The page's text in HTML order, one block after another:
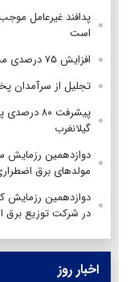
پدافند غیر‌عامل
است
افزایش ۷۵ درصدی مجوز احداث مسکن در بوشهر
تجلیل از سرآمدان
پیشرفت
گیلانغرب
دوازدهمین رزمایش
مولد‌های برق
دوازدهمین رزمایش
در شرکت توزیع برق
اخبار روز